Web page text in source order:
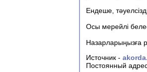
Ендеше,
Осы мерейлі
Назарларыңызға
Источник -
Постоянный